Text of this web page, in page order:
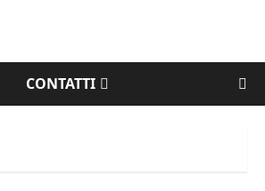
CONTATTI